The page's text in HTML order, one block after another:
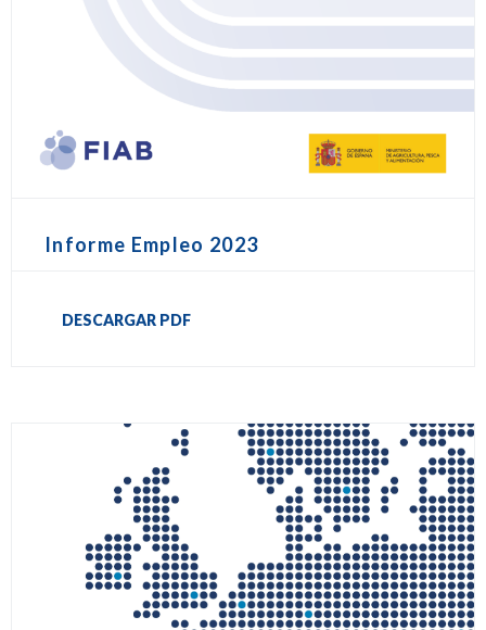
Informe Empleo 2023
DESCARGAR PDF